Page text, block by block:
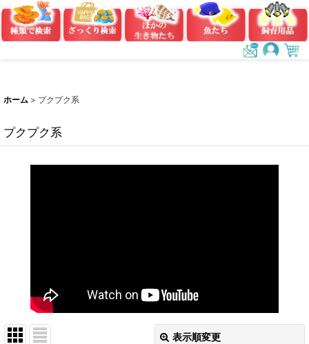
ホーム > プクプク系
プクプク系
表示順変更